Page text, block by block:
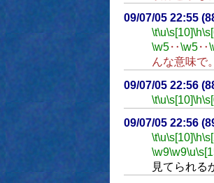
09/07/05 22:55
\t\u\s[10] \h
\w5‥\w5‥
んな意味で。
09/07/05 22:56
\t\u\s[10]\h
09/07/05 22:56
\t\u\s[10]\h
\w9\w9\u
見てられる